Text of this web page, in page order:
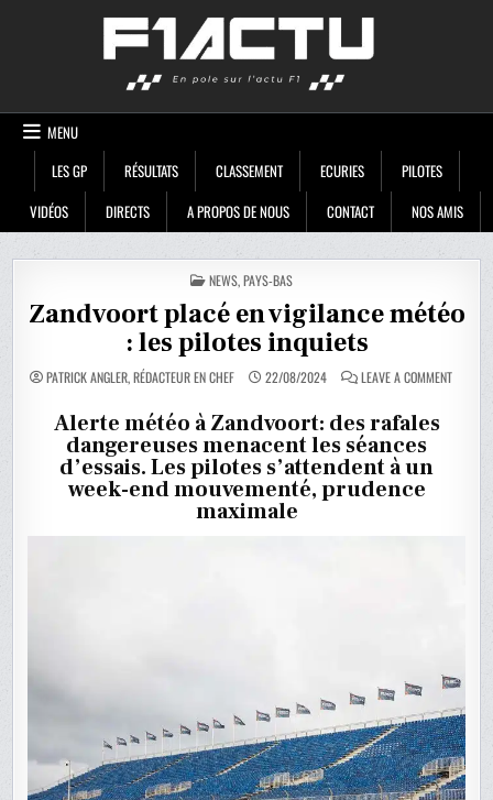
MENU
LES GP
RÉSULTATS CLASSEMENT ECURIES
PILOTES
VIDÉOS
DIRECTS A PROPOS DE NOUS CONTACT NOS AMIS
POSTED
IN
NEWS,PAYS-BAS
Zandvoort placé en vigilance météo
: les pilotes inquiets
PATRICK ANGLER, RÉDACTEUR EN CHEF 22/08/2024 LEAVE A COMMENTON
Alerte météo à Zandvoort: des rafales
dangereuses menacent les séances
d’essais. Les pilotes s’attendent à un
week-end mouvementé, prudence
maximale